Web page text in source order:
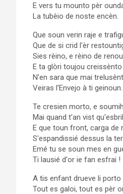
E vers tu mounto pèr
La tubèio de noste encèn.
Que soun verin raje e
Que de si crid l'èr
Sies rèino, e rèino de
E ta glòri toujou creissènto
N'en sara que mai
Veiras l'Envejo à ti geinoun.
Te cresien morto, e
Mai quand t'an vist
E que toun front, carga de
S'espandissié dessus la
Emé tu se soun mes en
Ti lausié d'or ie fan esfrai !
A tis enfant drueve li porto
Tout es galoi, tout es pèr